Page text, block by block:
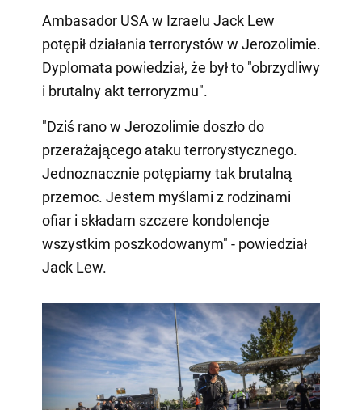
Ambasador USA w Izraelu Jack Lew
potępił działania terrorystów w Jerozolimie.
Dyplomata powiedział, że był to "obrzydliwy
i brutalny akt terroryzmu".
"Dziś rano w Jerozolimie doszło do
przerażającego ataku terrorystycznego.
Jednoznacznie potępiamy tak brutalną
przemoc. Jestem myślami z rodzinami
ofiar i składam szczere kondolencje
wszystkim poszkodowanym" - powiedział
Jack Lew.